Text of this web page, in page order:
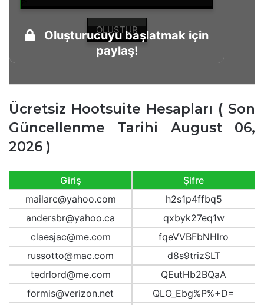
OLUŞTUR
Oluşturucuyu başlatmak için
paylaş!
Ücretsiz Hootsuite Hesapları ( Son
Güncellenme Tarihi August 06,
2026 )
Giriş
Şifre
mailarc@yahoo.com
h2s1p4ffbq5
andersbr@yahoo.ca
qxbyk27eq1w
claesjac@me.com
fqeVVBFbNHlro
russotto@mac.com
d8s9trizSLT
tedrlord@me.com
QEutHb2BQaA
formis@verizon.net
QLO_Ebg%P%+D=